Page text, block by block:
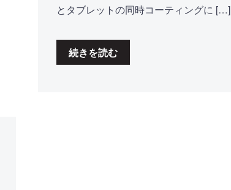
とタブレットの同時コーティングに […]
続きを読む